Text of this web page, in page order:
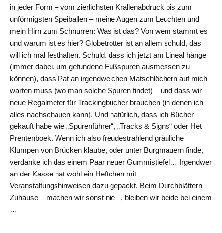
in jeder Form – vom zierlichsten Krallenabdruck bis zum
unförmigsten Speiballen – meine Augen zum Leuchten und
mein Hirn zum Schnurren: Was ist das? Von wem stammt es
und warum ist es hier? Globetrotter ist an allem schuld, das
will ich mal festhalten. Schuld, dass ich jetzt am Lineal hänge
(immer dabei, um gefundene Fußspuren ausmessen zu
können), dass Pat an irgendwelchen Matschlöchern auf mich
warten muss (wo man solche Spuren findet) – und dass wir
neue Regalmeter für Trackingbücher brauchen (in denen ich
alles nachschauen kann). Und natürlich, dass ich Bücher
gekauft habe wie „Spurenführer“, „Tracks & Signs“ oder Het
Prentenboek. Wenn ich also freudestrahlend gräuliche
Klumpen von Brücken klaube, oder unter Burgmauern finde,
verdanke ich das einem Paar neuer Gummistiefel… Irgendwer
an der Kasse hat wohl ein Heftchen mit
Veranstaltungshinweisen dazu gepackt. Beim Durchblättern
Zuhause – machen wir sonst nie –, bleiben wir beide bei einem
…